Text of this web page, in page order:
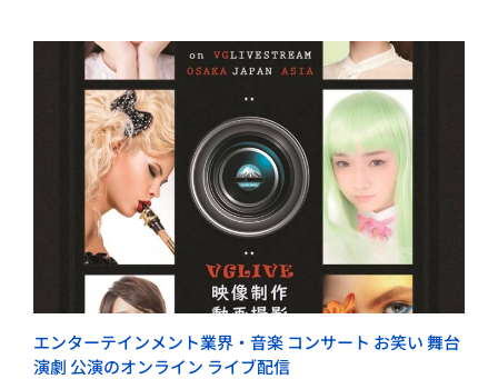
エンターテインメント業界・音楽 コンサート お笑い 舞台
演劇 公演のオンライン ライブ配信